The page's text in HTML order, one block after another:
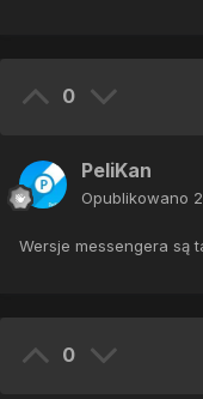
0
PeliKan
Opublikowano
Wersje messengera są
0